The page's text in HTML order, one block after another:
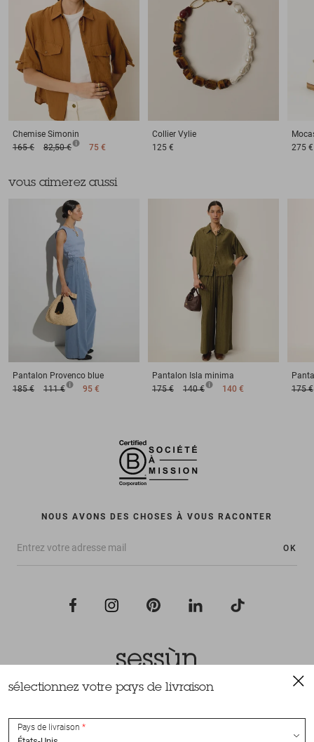
Chemise Simonin
165 €
82,50 € 75 €
Collier Vylie
125 €
275 €
vous aimerez aussi
Pantalon Provenco blue
185 €
111 € 95 €
Pantalon Isla minima
175 €
140 € 140 €
175 €
NOUS AVONS DES CHOSES À VOUS RACONTER
OK
Tous droits réservés Sessùn 2022
sélectionnez votre pays de livraison
Pays de livraison